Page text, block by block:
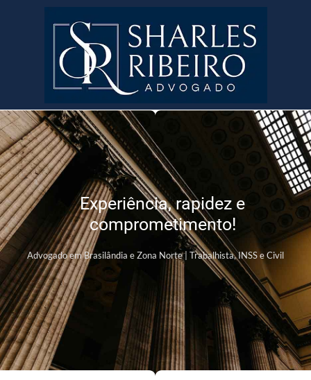
Experiência, rapidez e
comprometimento!
Advogado em Brasilândia e Zona Norte | Trabalhista, INSS e Civil